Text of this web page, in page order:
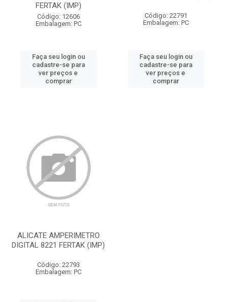
FERTAK (IMP)
Código: 12606
Embalagem: PC
Faça seu login ou
cadastre-se para
ver preços e
comprar
Código: 22791
Embalagem: PC
Faça seu login ou
cadastre-se para
ver preços e
comprar
ALICATE AMPERIMETRO
DIGITAL 8221 FERTAK (IMP)
Código: 22793
Embalagem: PC